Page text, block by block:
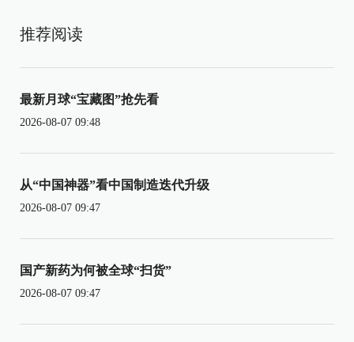
推荐阅读
最新月球“宝藏图”抢先看
2026-08-07 09:48
从“中国神器”看中国制造迭代升级
2026-08-07 09:47
国产新药为何被全球“扫货”
2026-08-07 09:47